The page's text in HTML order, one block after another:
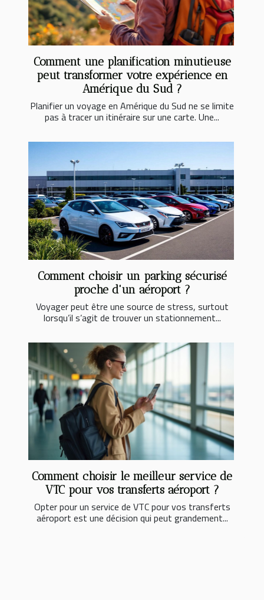
Comment une planification minutieuse
peut transformer votre expérience en
Amérique du Sud ?
Planifier un voyage en Amérique du Sud ne se limite
pas à tracer un itinéraire sur une carte. Une...
Comment choisir un parking sécurisé
proche d'un aéroport ?
Voyager peut être une source de stress, surtout
lorsqu’il s’agit de trouver un stationnement...
Comment choisir le meilleur service de
VTC pour vos transferts aéroport ?
Opter pour un service de VTC pour vos transferts
aéroport est une décision qui peut grandement...